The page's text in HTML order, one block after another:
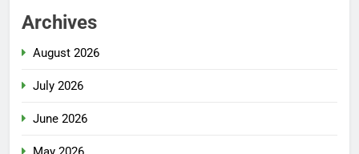
Archives
August 2026
July 2026
June 2026